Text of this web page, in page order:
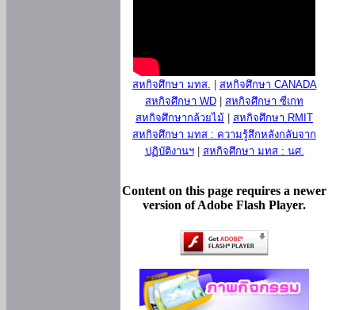
สหกิจศึกษา มทส.
สหกิจศึกษา CANADA
สหกิจศึกษา WD
สหกิจศึกษา ซีเกท
สหกิจศึกษากล้วยไม้
สหกิจศึกษา RMIT
สหกิจศึกษา มทส : ความรู้สึกหลังกลับจาก
ปฏิบัติงานฯ| สหกิจศึกษา มทส : นศ.
Content on this page requires a newer
version of Adobe Flash Player.